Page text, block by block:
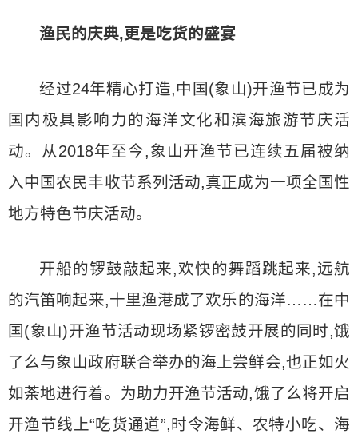
渔民的庆典,更是吃货的盛宴
经过24年精心打造,中国(象山)开渔节已成为
国内极具影响力的海洋文化和滨海旅游节庆活
动。从2018年至今,象山开渔节已连续五届被纳
入中国农民丰收节系列活动,真正成为一项全国性
地方特色节庆活动。
开船的锣鼓敲起来,欢快的舞蹈跳起来,远航
的汽笛响起来,十里渔港成了欢乐的海洋……在中
国(象山)开渔节活动现场紧锣密鼓开展的同时,饿
了么与象山政府联合举办的海上尝鲜会,也正如火
如荼地进行着。为助力开渔节活动,饿了么将开启
开渔节线上“吃货通道”,时令海鲜、农特小吃、海